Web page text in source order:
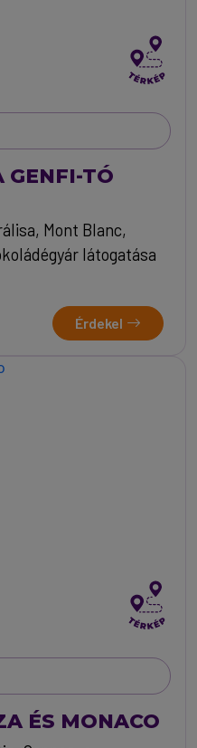
GENFI-TÓ
Mont Blanc,
látogatása
Érdekel
ÉS MONACO